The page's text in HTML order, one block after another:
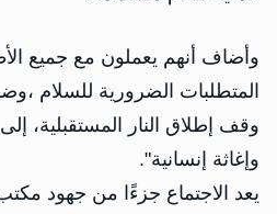
وأضاف أنهم يعملون مع جميع
المتطلبات الضرورية للسلام
وقف إطلاق النار المستقبلية،
وإغاثة إنسانية".
يعد الاجتماع جزءًا من جهود